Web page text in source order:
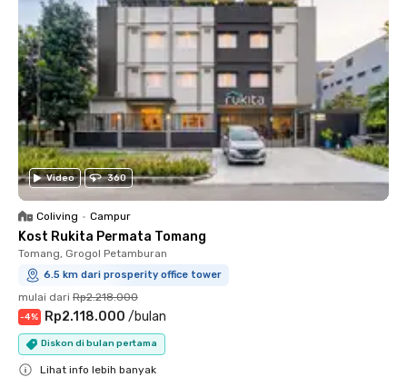
Video 360
Coliving • Campur
Kost Rukita Permata Tomang
Tomang, Grogol Petamburan
6.5 km dari prosperity office tower
mulai dari Rp2.218.000
-4% Rp2.118.000 /bulan
Diskon di bulan pertama
Lihat info lebih banyak